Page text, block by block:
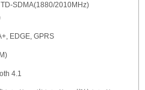
SDMA(1880/2010MHz)
EDGE, GPRS
4.1